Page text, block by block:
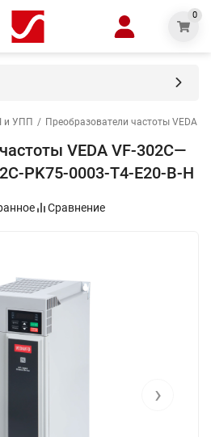
0
и УПП / Преобразователи частоты VEDA
VEDA VF-302C—
PK75-0003-T4-E20-B-H
Сравнение
›